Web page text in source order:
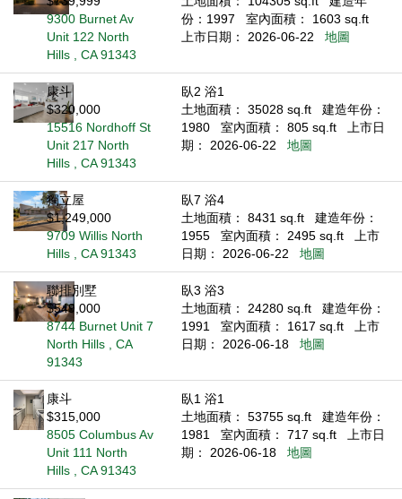
9300 Burnet Av
Unit 122 North
Hills , CA 91343
份：1997
室內面積： 1603 sq.ft
上市日期： 2026-06-22
地圖
康斗
$320,000
15516 Nordhoff St
Unit 217 North
Hills , CA 91343
臥2 浴1
土地面積： 35028 sq.ft
建造年份：
1980
室內面積： 805 sq.ft
上市日
期： 2026-06-22
地圖
獨立屋
$1,249,000
9709 Willis North
Hills , CA 91343
臥7 浴4
土地面積： 8431 sq.ft
建造年份：
1955
室內面積： 2495 sq.ft
上市
日期： 2026-06-22
地圖
聯排別墅
$549,000
8744 Burnet Unit 7
North Hills , CA
91343
臥3 浴3
土地面積： 24280 sq.ft
建造年份：
1991
室內面積： 1617 sq.ft
上市
日期： 2026-06-18
地圖
康斗
$315,000
8505 Columbus Av
Unit 111 North
Hills , CA 91343
臥1 浴1
土地面積： 53755 sq.ft
建造年份：
1981
室內面積： 717 sq.ft
上市日
期： 2026-06-18
地圖